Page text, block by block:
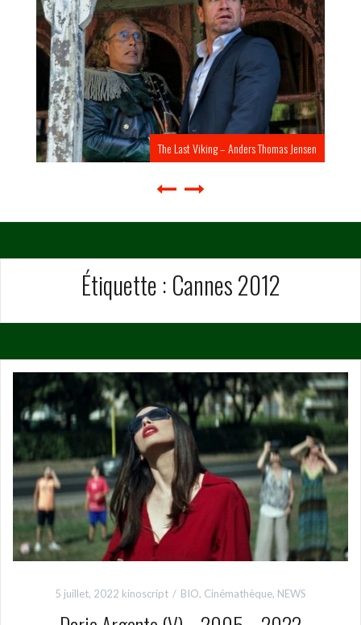
The Last Viking – Anders Thomas Jensen
Étiquette : Cannes 2012
5 juillet, 2022 kinoscript BIO, Cinémathèque, NEWS